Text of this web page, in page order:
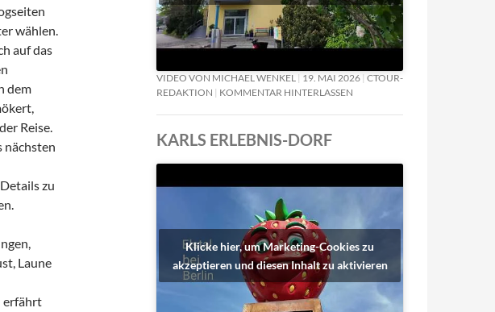
wählen.
auf das
dem
Reise.
nächsten
zu
Laune
erfährt
VIDEO VON MICHAEL WENKEL 19. MAI 2026 CTOUR-
REDAKTION
KOMMENTAR HINTERLASSEN
KARLS ERLEBNIS-DORF
Klicke hier, um Marketing-Cookies zu
akzeptieren und diesen Inhalt zu aktivieren